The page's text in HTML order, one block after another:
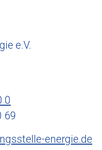
e.V.
0
69
energie.de